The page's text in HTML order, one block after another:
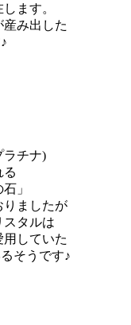
ます。
産み出した
ラチナ)
る
」
りましたが
スタルは
していた
そうです♪